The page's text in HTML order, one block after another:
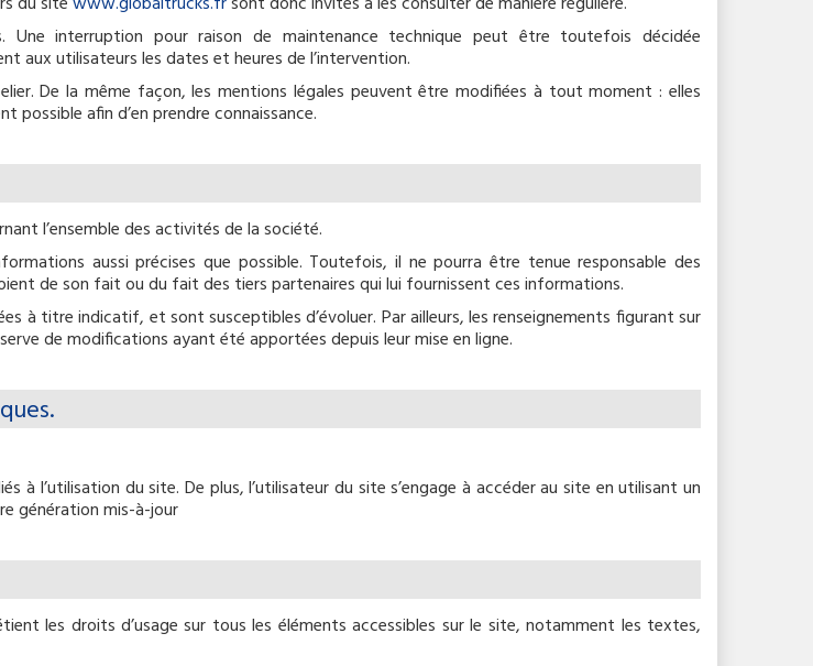
interruption pour raison de maintenance technique peut être toutefois décidée
aux utilisateurs les dates et heures de l’intervention.
De la même façon, les mentions légales peuvent être modifiées à tout moment : elles
possible afin d’en prendre connaissance.
l’ensemble des activités de la société.
aussi précises que possible. Toutefois, il ne pourra être tenue responsable des
de son fait ou du fait des tiers partenaires qui lui fournissent ces informations.
à titre indicatif, et sont susceptibles d’évoluer. Par ailleurs, les renseignements figurant sur
de modifications ayant été apportées depuis leur mise en ligne.
l’utilisation du site. De plus, l’utilisateur du site s’engage à accéder au site en utilisant un
génération mis-à-jour
les droits d’usage sur tous les éléments accessibles sur le site, notamment les textes,